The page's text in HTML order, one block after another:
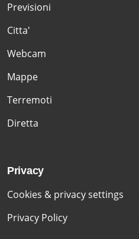
Previsioni
Citta'
Webcam
Mappe
Terremoti
Diretta
Privacy
Cookies & privacy settings
Privacy Policy